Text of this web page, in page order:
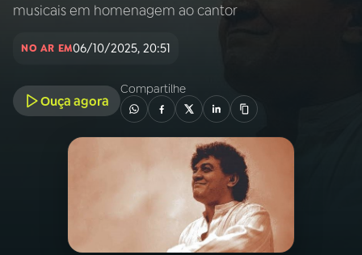
AO VIVO
musicais em homenagem ao cantor
NO AR EM06/10/2025, 20:51
Ouça agora
Compartilhe